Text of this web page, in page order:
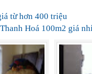
từ hơn 400 triệu
Hoá 100m2 giá